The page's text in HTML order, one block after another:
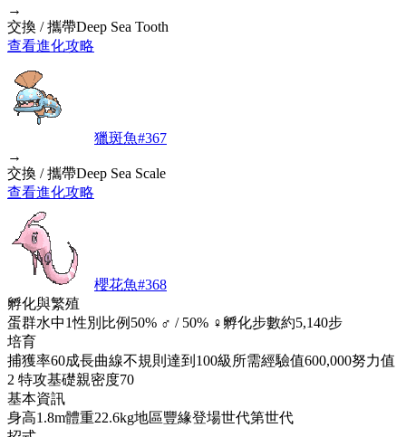
→
交換 / 攜帶Deep Sea Tooth
查看進化攻略
獵斑魚#367
→
交換 / 攜帶Deep Sea Scale
查看進化攻略
櫻花魚#368
孵化與繁殖
蛋群水中1性別比例 50% ♂ / 50% ♀ 孵化步數約5,140步
培育
捕獲率60成長曲線不規則 達到100級所需經驗值600,000努力值
2 特攻基礎親密度70
基本資訊
身高1.8m體重22.6kg地區豐緣登場世代第世代